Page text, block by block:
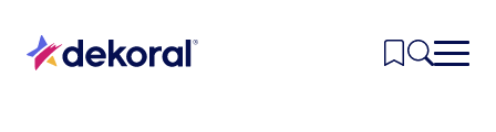
głównej